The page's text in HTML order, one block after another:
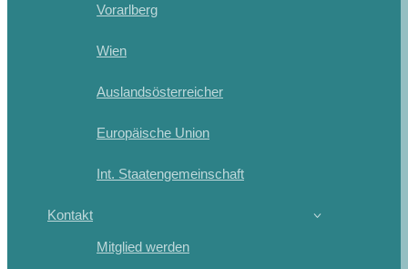
Vorarlberg
Wien
Auslandsösterreicher
Europäische Union
Int. Staatengemeinschaft
Kontakt
Mitglied werden